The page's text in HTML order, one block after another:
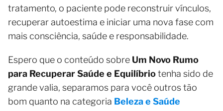
tratamento, o paciente pode reconstruir vínculos,
recuperar autoestima e iniciar uma nova fase com
mais consciência, saúde e responsabilidade.
Espero que o conteúdo sobre Um Novo Rumo
para Recuperar Saúde e Equilíbriotenha sido de
grande valia, separamos para você outros tão
bom quanto na categoria Beleza e Saúde